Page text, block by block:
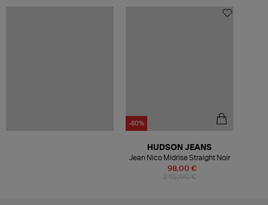
-60%
98,00 €
HUDSON JEANS
Jean Nico Midrise Straight Noir